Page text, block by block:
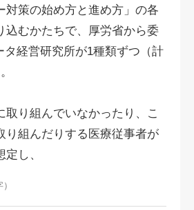
対策の始め方と進め方」の各
込むかたちで、厚労省から委
タ経営研究所が1種類ずつ（計
り組んでいなかったり、こ
り組んだりする医療従事者が
し、